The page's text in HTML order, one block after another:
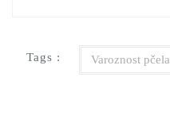
Tags : Varoznost pčela